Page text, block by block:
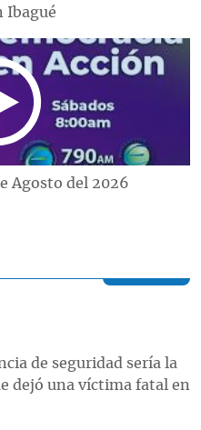
Ibagué
Agosto del 2026
de seguridad sería la
dejó una víctima fatal en